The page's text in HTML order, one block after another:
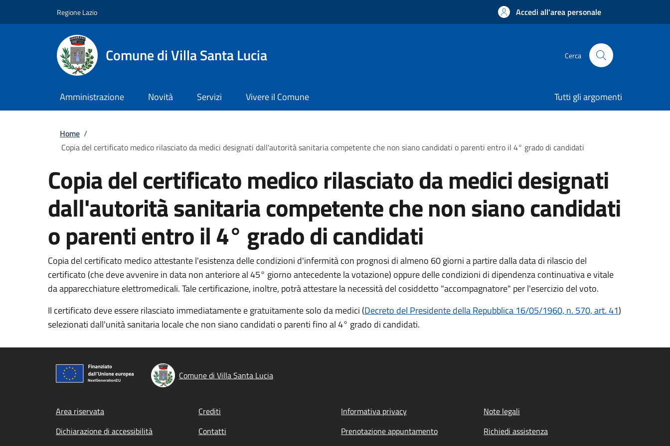
Regione Lazio Accedi all'area personale
Comune di Villa Santa Lucia Cerca
Amministrazione Novità Servizi Vivere il Comune Tutti gli argomenti
Briciole di pane
Home /
Copia del certificato medico rilasciato da medici designati dall'autorità sanitaria competente che non siano candidati o parenti entro il 4° grado di candidati
Copia del certificato medico rilasciato da medici designati
dall'autorità sanitaria competente che non siano candidati
o parenti entro il 4° grado di candidati
Copia del certificato medico attestante l'esistenza delle condizioni d'infermità con prognosi di almeno 60 giorni a partire dalla data di rilascio del
certificato (che deve avvenire in data nonanteriore al 45° giorno antecedente la votazione) oppure delle condizioni di dipendenza continuativa e vitale
da apparecchiature elettromedicali.Tale certificazione, inoltre, potrà attestare la necessità del cosiddetto "accompagnatore" per l'esercizio del voto.
Il certificato deve essere rilasciato immediatamente e gratuitamente solo da medici (Decreto del Presidente della Repubblica 16/05/1960, n. 570, art. 41)
selezionati dall'unità sanitaria locale che non siano candidati o parenti fino al 4° grado di candidati.
Comune di Villa Santa Lucia
Footer menu
Area riservata Crediti Informativa privacy
Note legali
Dichiarazione di accessibilità
Contatti Prenotazione appuntamento
Richiedi assistenza